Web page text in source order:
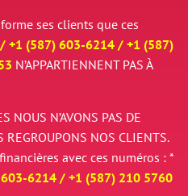
ses clients que ces
+1 (587) 603-6214 / +1 (587)
N’APPARTIENNENT PAS À
NOUS N’AVONS PAS DE
REGROUPONS NOS CLIENTS.
avec ces numéros : *
6214 / +1 (587) 210 5760